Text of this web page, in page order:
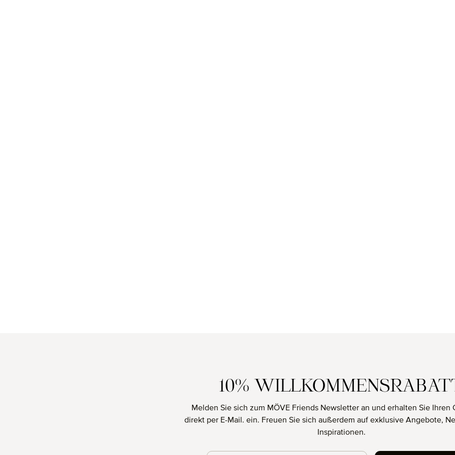
10%
Melden Sie sich zum MÖVE Friends Newsletter an und erhalten Sie Ihren
direkt per E-Mail. ein. Freuen Sie sich außerdem auf exklusive Angebote,
Inspirationen.